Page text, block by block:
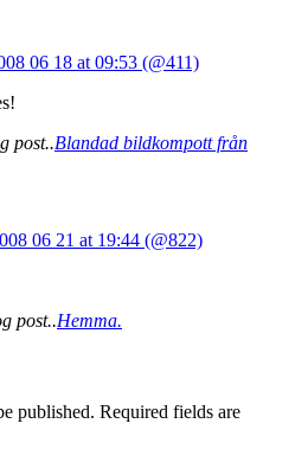
06 18 at 09:53 (@411)
post..Blandad bildkompott från
06 21 at 19:44 (@822)
post..Hemma.
published. Required fields are